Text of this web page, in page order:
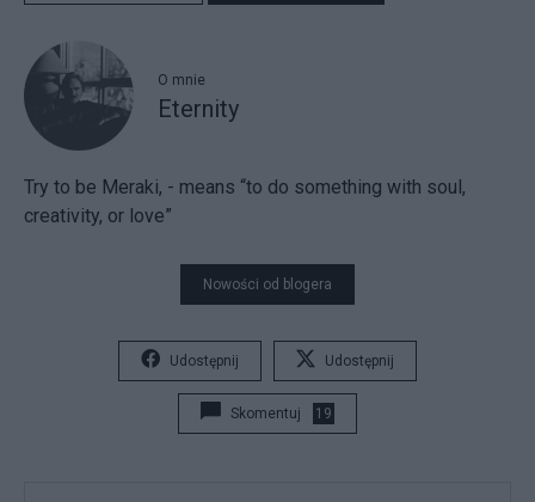
O mnie
Eternity
Try to be Meraki, - means “to do something with soul,
creativity, or love”
Nowości od blogera
Udostępnij Udostępnij
Skomentuj 19